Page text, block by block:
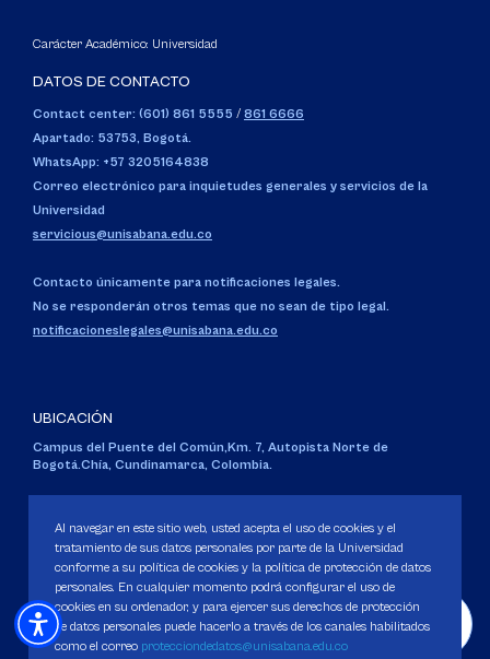
Carácter Académico: Universidad
DATOS DE CONTACTO
Contact center: (601) 861 5555 / 861 6666
Apartado: 53753, Bogotá.
WhatsApp: +57 3205164838
Correo electrónico para inquietudes generales y servicios de la
Universidad
servicious@unisabana.edu.co
Contacto únicamente para notificaciones legales.
No se responderán otros temas que no sean de tipo legal.
notificacioneslegales@unisabana.edu.co
UBICACIÓN
Campus del Puente del Común,Km. 7, Autopista Norte de
Bogotá.Chía, Cundinamarca, Colombia.
Personería Jurídica:Resolución 130 del 14 de enero de 1980.
Ministerio de Educación Nacional.
Al navegar en este sitio web, usted acepta el uso de cookies y el
tratamiento de sus datos personales por parte de la Universidad
conforme a su política de cookies y la política de protección de datos
personales. En cualquier momento podrá configurar el uso de
cookies en su ordenador, y para ejercer sus derechos de protección
de datos personales puede hacerlo a través de los canales habilitados
como el correo protecciondedatos@unisabana.edu.co